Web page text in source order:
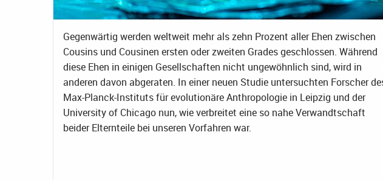
Gegenwärtig werden weltweit mehr als zehn Prozent aller Ehen zwischen
Cousins und Cousinen ersten oder zweiten Grades geschlossen. Während
diese Ehen in einigen Gesellschaften nicht ungewöhnlich sind, wird in
anderen davon abgeraten. In einer neuen Studie untersuchten Forscher
Max-Planck-Instituts für evolutionäre Anthropologie in Leipzig und der
University of Chicago nun, wie verbreitet eine so nahe Verwandtschaft
beider Elternteile bei unseren Vorfahren war.